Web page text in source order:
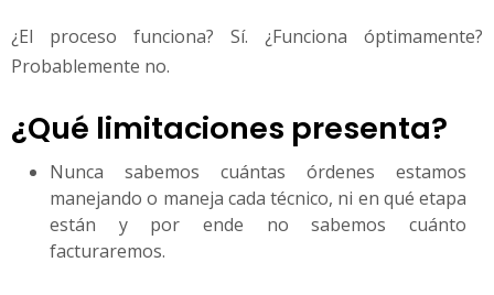
¿El proceso funciona? Sí. ¿Funciona óptimamente?
Probablemente no.
¿Qué limitaciones presenta?
Nunca sabemos cuántas órdenes estamos
manejando o maneja cada técnico, ni en qué etapa
están y por ende no sabemos cuánto
facturaremos.